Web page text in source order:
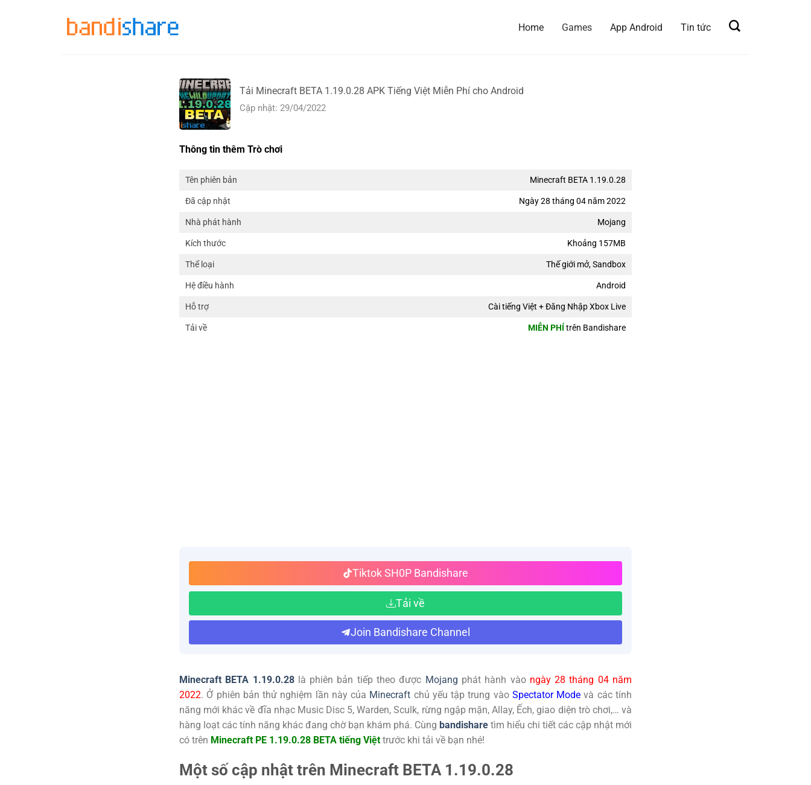
Home Games App Android Tin tức
Tải Minecraft BETA 1.19.0.28 APK Tiếng Việt Miễn Phí cho Android
Cập nhật: 29/04/2022
Thông tin thêm Trò chơi
Tên phiên bản Minecraft BETA 1.19.0.28
Đã cập nhật Ngày 28 tháng 04 năm 2022
Nhà phát hành Mojang
Kích thước Khoảng 157MB
Thể loại Thế giới mở, Sandbox
Hệ điều hành Android
Hỗ trợ Cài tiếng Việt + Đăng Nhập Xbox Live
Tải về MIỄN PHÍtrên Bandishare
Tiktok SH0P Bandishare
Tải về
Join Bandishare Channel
Minecraft BETA 1.19.0.28là phiên bản tiếp theo được Mojang phát hành vào ngày 28 tháng 04 năm
2022. Ở phiên bản thử nghiệm lần này của Minecraft chủ yếu tập trung vào Spectator Mode và các tính
năng mới khác về đĩa nhạc Music Disc 5, Warden, Sculk, rừng ngập mặn, Allay, Ếch, giao diện trò chơi,… và
hàng loạt các tính năng khác đang chờ bạn khám phá. Cùng bandishare tìm hiểu chi tiết các cập nhật mới
có trên Minecraft PE 1.19.0.28 BETA tiếng Việttrước khi tải về bạn nhé!
Một số cập nhật trên Minecraft BETA 1.19.0.28